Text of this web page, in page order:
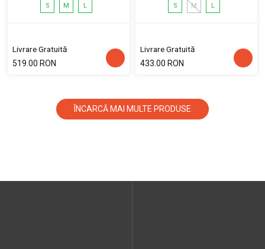
S M L
Livrare Gratuită
519.00 RON
S M L
Livrare Gratuită
433.00 RON
ÎNCARCĂ MAI MULTE PRODUSE